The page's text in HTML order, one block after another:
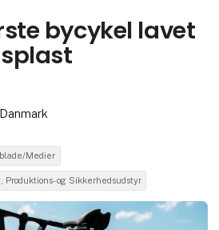
bycykel lavet
Medier
og Sikkerhedsudstyr